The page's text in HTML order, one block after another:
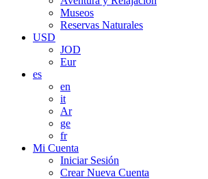
Museos
Reservas Naturales
USD
JOD
Eur
es
en
it
Ar
ge
fr
Mi Cuenta
Iniciar Sesión
Crear Nueva Cuenta